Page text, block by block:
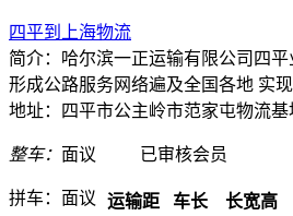
四平到上海物流
简介：哈尔滨一正运输有限公司四平
形成公路服务网络遍及全国各地 实
地址：四平市公主岭市范家屯物流基
整车： 面议
拼车： 面议
已审核会员
运输距
车长
长宽高